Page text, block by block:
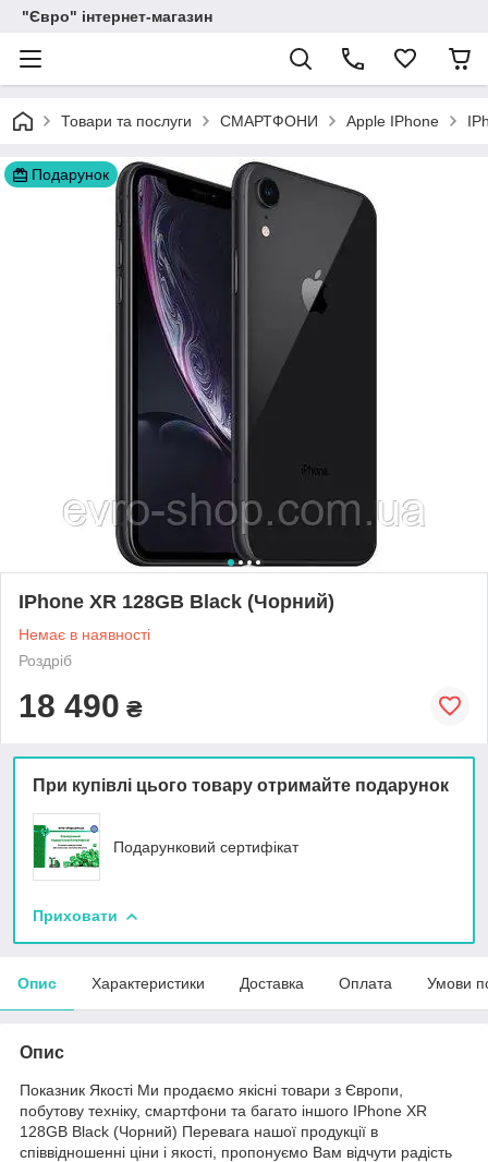
"Євро" інтернет-магазин
Товари та послуги СМАРТФОНИ Apple IPhone
Подарунок
IPhone XR 128GB Black (Чорний)
Немає в наявності
Роздріб
18 490 ₴
При купівлі цього товару отримайте подарунок
Подарунковий сертифікат
Приховати
Опис Характеристики Доставка Оплата Умови
Опис
Показник Якості Ми продаємо якісні товари з Європи,
побутову техніку, смартфони та багато іншого IPhone XR
128GB Black (Чорний) Перевага нашої продукції в
співвідношенні ціни і якості, пропонуємо Вам відчути радість